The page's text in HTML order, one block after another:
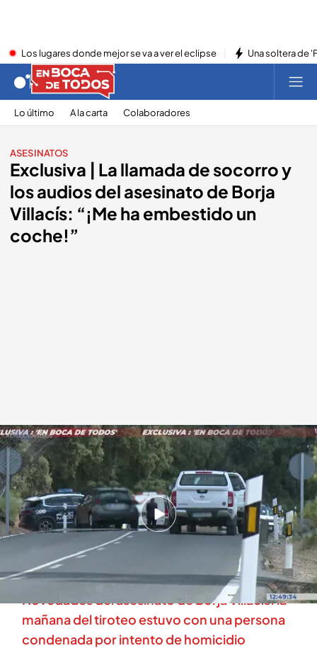
Los lugares donde mejor se va a ver el eclipse Una soltera de
Lo último A la carta Colaboradores
ASESINATOS
Exclusiva | La llamada de socorro y
los audios del asesinato de Borja
Villacís: “¡Me ha embestido un
coche!”
Imágenes del lugar del crimen.cuatro.com
En boca de todos
29 JUN 2026 - 13:15h.
‘En boca de todos’ accede en exclusiva a la
llamada de los asesinos de Borja Villacis a
emergencias
Novedades del asesinato de Borja Villacís: la
mañana del tiroteo estuvo con una persona
condenada por intento de homicidio